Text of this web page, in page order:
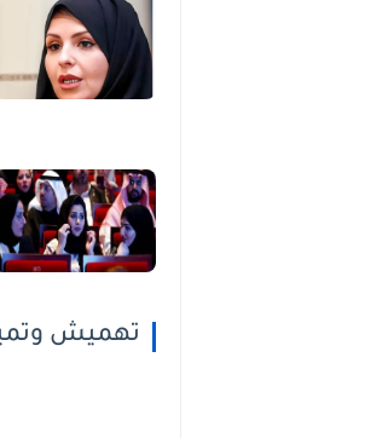
تهميش